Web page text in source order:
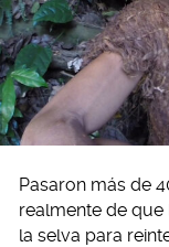
Pasaron más de
realmente de
la selva para